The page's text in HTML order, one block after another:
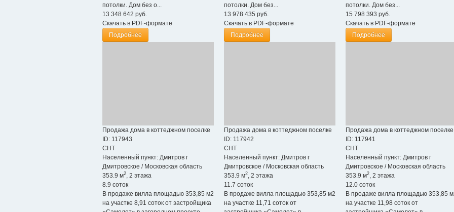
потолки. Дом без о...
13 348 642 руб.
Скачать в PDF-формате
Подробнее
потолки. Дом без...
13 978 435 руб.
Скачать в PDF-формате
Подробнее
потолки. Дом без...
15 798 393 руб.
Скачать в PDF-формате
Подробнее
Продажа дома в коттеджном поселке
ID: 117943
СНТ
Населенный пункт: Дмитров г
Дмитровское / Московская область
353.9 м2 , 2 этажа
8.9 соток
В продаже вилла площадью 353,85 м2
на участке 8,91 соток от застройщика
Продажа дома в коттеджном поселке
ID: 117942
СНТ
Населенный пункт: Дмитров г
Дмитровское / Московская область
353.9 м2 , 2 этажа
11.7 соток
В продаже вилла площадью 353,85 м2
на участке 11,71 соток от
Продажа дома в коттеджном поселке
ID: 117941
СНТ
Населенный пункт: Дмитров г
Дмитровское / Московская область
353.9 м2 , 2 этажа
12.0 соток
В продаже вилла площадью 353,85
на участке 11,98 соток от